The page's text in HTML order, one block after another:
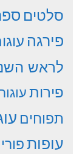
סלטים
פירגה
לראש
פירות
תפוחים
עופות